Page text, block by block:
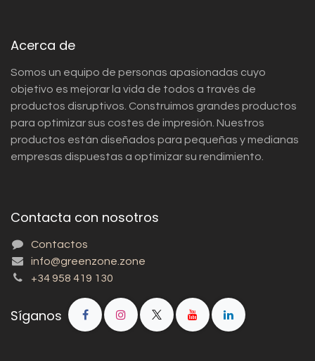
Acerca de
Somos un equipo de personas apasionadas cuyo
objetivo es mejorar la vida de todos a través de
productos disruptivos. Construimos grandes productos
para optimizar sus costes de impresión. Nuestros
productos están diseñados para pequeñas y medianas
empresas dispuestas a optimizar su rendimiento.
Contacta con nosotros
Contactos
info@greenzone.zone
+34 958 419 130
Síganos